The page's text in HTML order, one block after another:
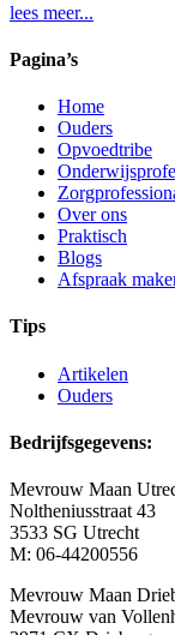
lees meer...
Pagina’s
Home
Ouders
Opvoedtribe
Over ons
Praktisch
Blogs
Afspraak
Tips
Artikelen
Ouders
Bedrijfsgegevens:
Mevrouw Maan
Noltheniusstraat 43
3533 SG Utrecht
M: 06-44200556
Mevrouw Maan
Mevrouw van